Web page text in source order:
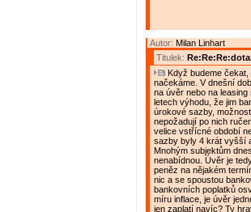
Autor: Milan Linhart
Titulek:
Když budeme
načekáme. V dnešní
na úvěr nebo na
letech výhodu, že jim
úrokové sazby,
nepožadují po nich
velice vstřícné období
sazby byly 4 krát vyšší
Mnohým subjektům
nenabídnou. Úvěr je
peněz na nějakém
nic a se spoustou
bankovních poplatků
míru inflace, je úvěr
jen zaplatí navíc? Ty